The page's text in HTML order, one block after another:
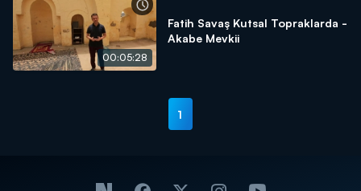
00:05:28
Fatih Savaş Kutsal Topraklarda -
Akabe Mevkii
1